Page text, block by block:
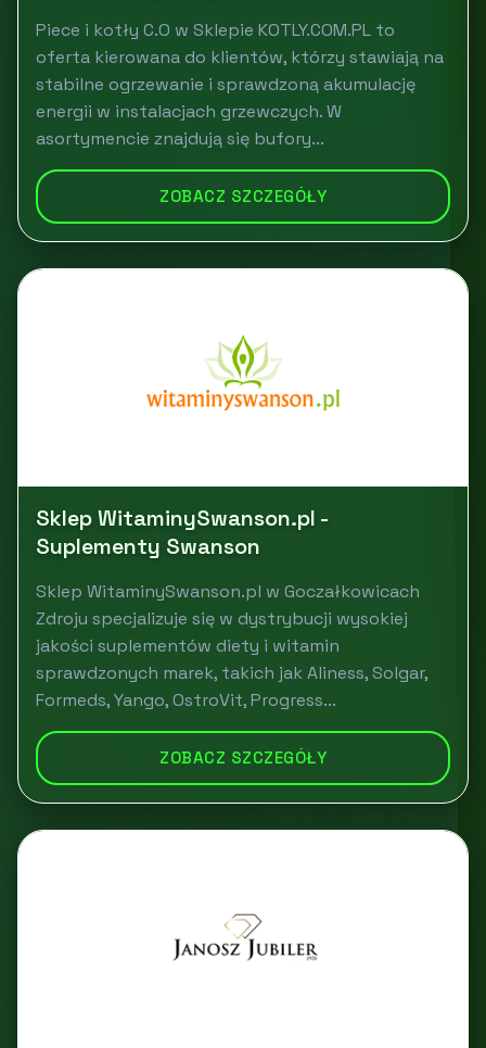
Piece i kotły C.O w Sklepie KOTLY.COM.PL to
oferta kierowana do klientów, którzy stawiają na
stabilne ogrzewanie i sprawdzoną akumulację
energii w instalacjach grzewczych. W
asortymencie znajdują się bufory...
ZOBACZ SZCZEGÓŁY
Sklep WitaminySwanson.pl -
Suplementy Swanson
Sklep WitaminySwanson.pl w Goczałkowicach
Zdroju specjalizuje się w dystrybucji wysokiej
jakości suplementów diety i witamin
sprawdzonych marek, takich jak Aliness, Solgar,
Formeds, Yango, OstroVit, Progress...
ZOBACZ SZCZEGÓŁY